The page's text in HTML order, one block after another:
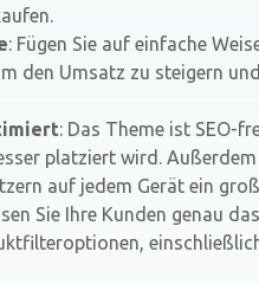
: Fügen Sie auf einfache
den Umsatz zu steigern
: Das Theme ist SEO-
platziert wird.
auf jedem Gerät ein
Sie Ihre Kunden genau